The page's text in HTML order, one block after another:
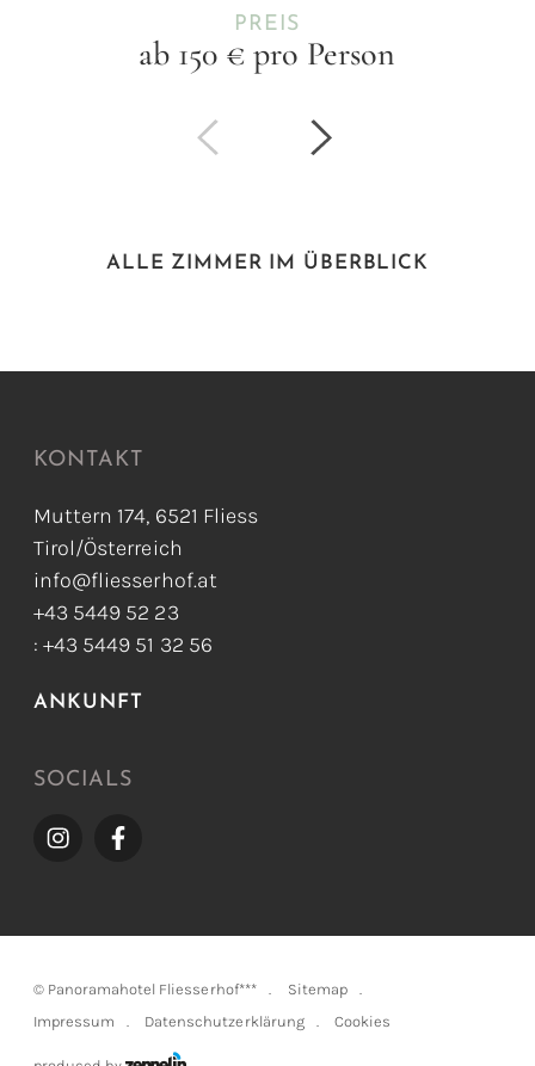
PREIS
ab 150 € pro Person
ALLE ZIMMER IM ÜBERBLICK
KONTAKT
Muttern 174, 6521 Fliess
Tirol/Österreich
info@fliesserhof.at
+43 5449 52 23
: +43 5449 51 32 56
ANKUNFT
SOCIALS
© Panoramahotel Fliesserhof***
Sitemap
Impressum
Datenschutzerklärung Cookies